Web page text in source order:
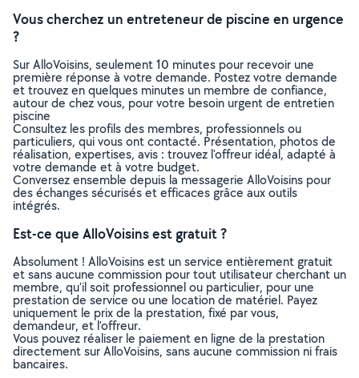
Vous cherchez un entreteneur de piscine en urgence
?
Sur AlloVoisins, seulement 10 minutes pour recevoir une
première réponse à votre demande. Postez votre demande
et trouvez en quelques minutes un membre de confiance,
autour de chez vous, pour votre besoin urgent de entretien
piscine
Consultez les profils des membres, professionnels ou
particuliers, qui vous ont contacté. Présentation, photos de
réalisation, expertises, avis : trouvez l'offreur idéal, adapté à
votre demande et à votre budget.
Conversez ensemble depuis la messagerie AlloVoisins pour
des échanges sécurisés et efficaces grâce aux outils
intégrés.
Est-ce que AlloVoisins est gratuit ?
Absolument ! AlloVoisins est un service entièrement gratuit
et sans aucune commission pour tout utilisateur cherchant un
membre, qu’il soit professionnel ou particulier, pour une
prestation de service ou une location de matériel. Payez
uniquement le prix de la prestation, fixé par vous,
demandeur, et l’offreur.
Vous pouvez réaliser le paiement en ligne de la prestation
directement sur AlloVoisins, sans aucune commission ni frais
bancaires.